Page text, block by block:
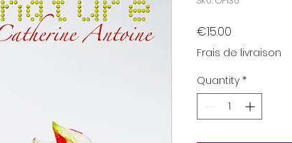
€15.00
Frais de livraison
Quantity *